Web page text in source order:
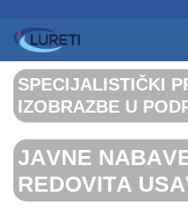
SPECIJALISTIČKI P
IZOBRAZBE U POD
JAVNE NABAV
REDOVITA USA